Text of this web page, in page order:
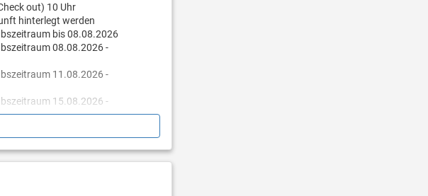
out) 10 Uhr
hinterlegt werden
bis 08.08.2026
08.08.2026 -
11.08.2026 -
15.08.2026 -
28.08.2026 -